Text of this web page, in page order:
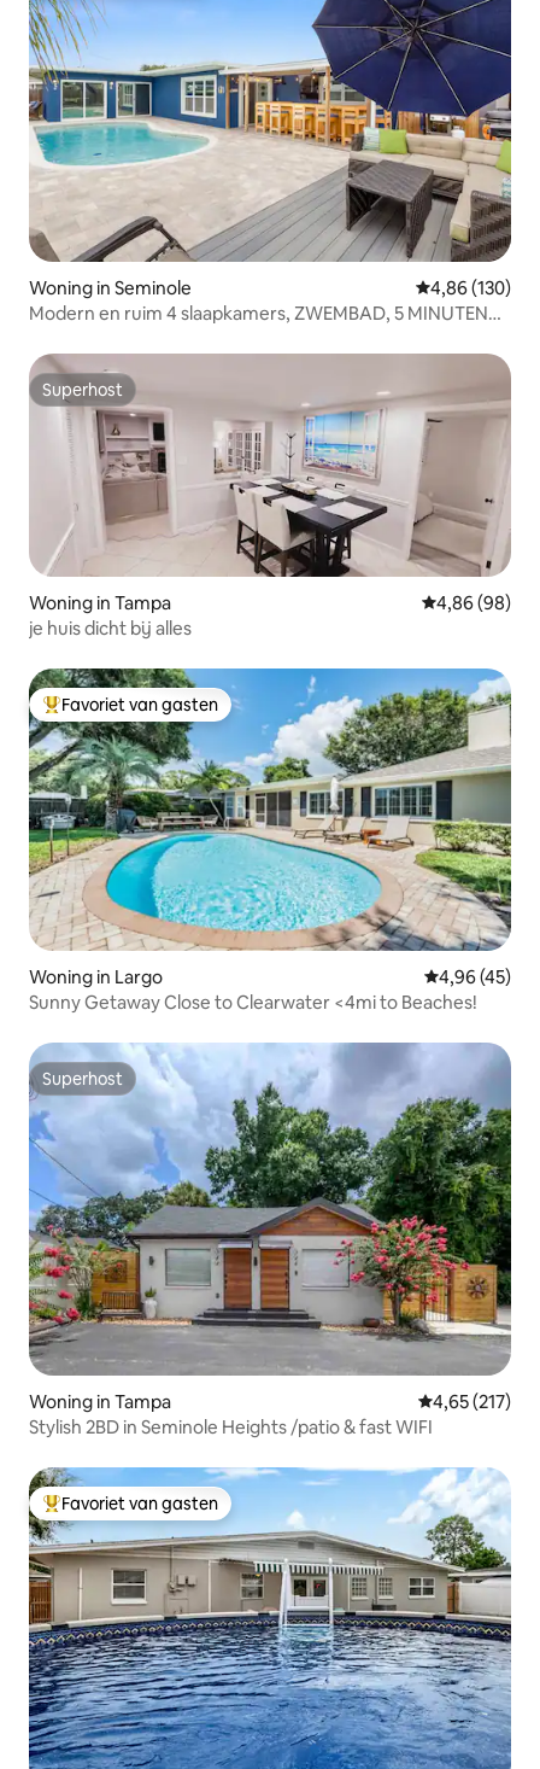
Woning in Seminole Gemiddelde
4,86 (130)
Modern en ruim 4 slaapkamers, ZWEMBAD, 5 MINUTEN
Superhost
Superhost
Woning in Tampa Gemiddelde
4,86 (98)
je huis dicht bij alles
Topfavoriet van gasten
Favoriet van gasten
Woning in Largo Gemiddelde
4,96 (45)
Sunny Getaway Close to Clearwater <4mi to Beaches!
Superhost
Superhost
Woning in Tampa Gemiddelde
4,65 (217)
Stylish 2BD in Seminole Heights /patio & fast WIFI
Topfavoriet van gasten
Favoriet van gasten